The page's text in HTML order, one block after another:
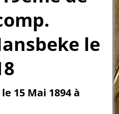
le
15 Mai 1894 à